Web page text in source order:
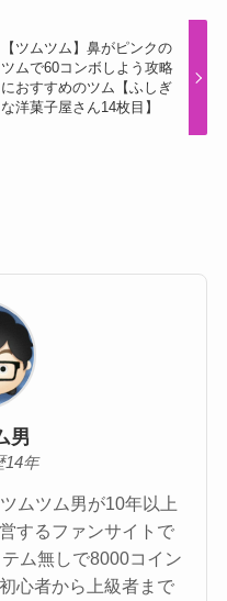
【ツムツム】鼻がピンクの
ツムで60コンボしよう攻略
におすすめのツム【ふしぎ
な洋菓子屋さん14枚目】
男
14年
ムツム男が10年以上
するファンサイトで
ム無しで8000コイン
心者から上級者まで